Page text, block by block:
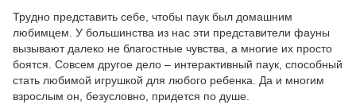
Трудно представить себе, чтобы паук был домашним
любимцем. У большинства из нас эти представители фауны
вызывают далеко не благостные чувства, а многие их просто
боятся. Совсем другое дело – интерактивный паук, способный
стать любимой игрушкой для любого ребенка. Да и многим
взрослым он, безусловно, придется по душе.